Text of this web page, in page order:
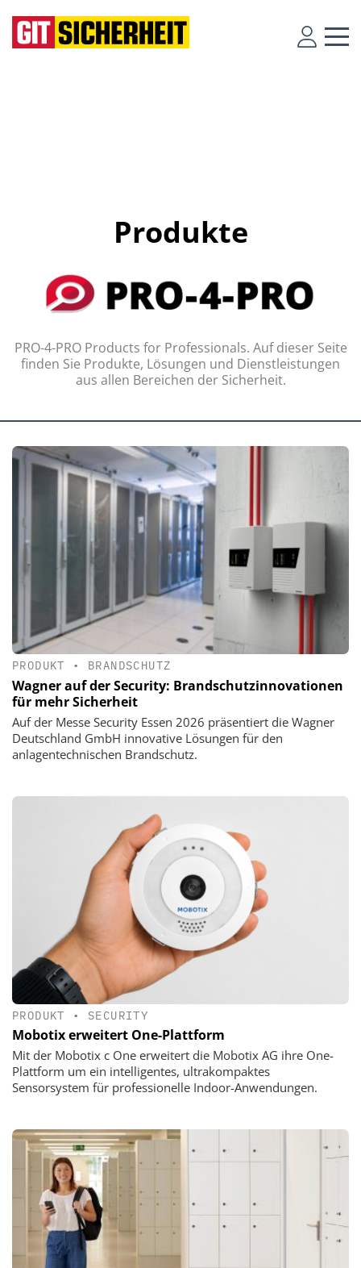
Produkte
PRO-4-PRO Products for Professionals. Auf dieser Seite
finden Sie Produkte, Lösungen und Dienstleistungen
aus allen Bereichen der Sicherheit.
PRODUKT • BRANDSCHUTZ
Wagner auf der Security: Brandschutzinnovationen
für mehr Sicherheit
Auf der Messe Security Essen 2026 präsentiert die Wagner
Deutschland GmbH innovative Lösungen für den
anlagentechnischen Brandschutz.
PRODUKT • SECURITY
Mobotix erweitert One-Plattform
Mit der Mobotix c One erweitert die Mobotix AG ihre One-
Plattform um ein intelligentes, ultrakompaktes
Sensorsystem für professionelle Indoor-Anwendungen.